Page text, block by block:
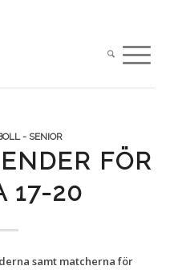
- SENIOR
FÖR
17-20
samt matcherna för